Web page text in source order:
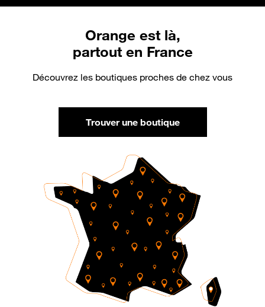
Orange est là,
partout en France
Découvrez les boutiques proches de chez vous
Trouver une boutique